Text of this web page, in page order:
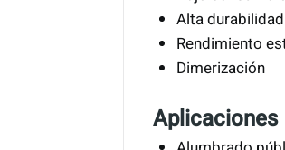
Alta durabilidad
Rendimiento
Dimerización
Aplicaciones